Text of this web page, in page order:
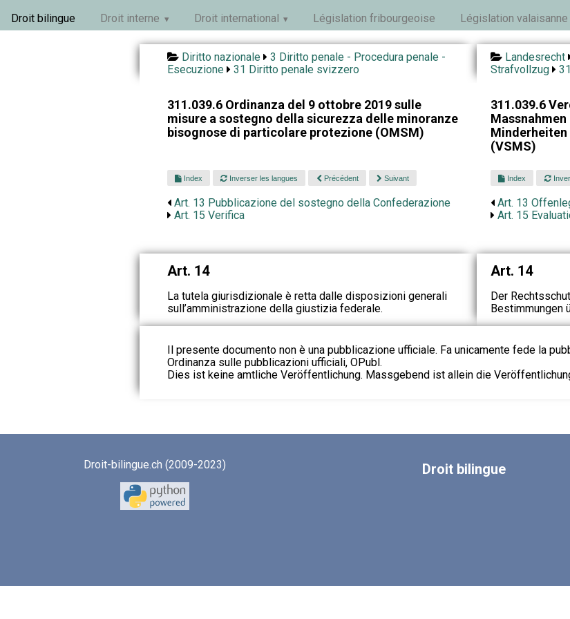
Droit bilingue Droit interne Droit international Législation fribourgeoise Législation valaisanne
Diritto nazionale
3 Diritto penale - Procedura penale -
Esecuzione
31 Diritto penale svizzero
Landesrecht
Strafvollzug
311.039.6 Ordinanza del 9 ottobre 2019 sulle
misure a sostegno della sicurezza delle minoranze
bisognose di particolare protezione (OMSM)
311.039.6
(VSMS)
Index Inverser les langues Précédent Suivant
Art. 13 Pubblicazione del sostegno della Confederazione
Art. 15 Verifica
Index
Art. 13
Art. 15
Art. 14
La tutela giurisdizionale è retta dalle disposizioni generali
sull’amministrazione della giustizia federale.
Art. 14
Der
Bestimmungen
Il presente documento non è una pubblicazione ufficiale. Fa unicamente fede la
Ordinanza sulle pubblicazioni ufficiali, OPubl.
Dies ist keine amtliche Veröffentlichung. Massgebend ist allein die
Droit-bilingue.ch (2009-2023) Droit bilingue